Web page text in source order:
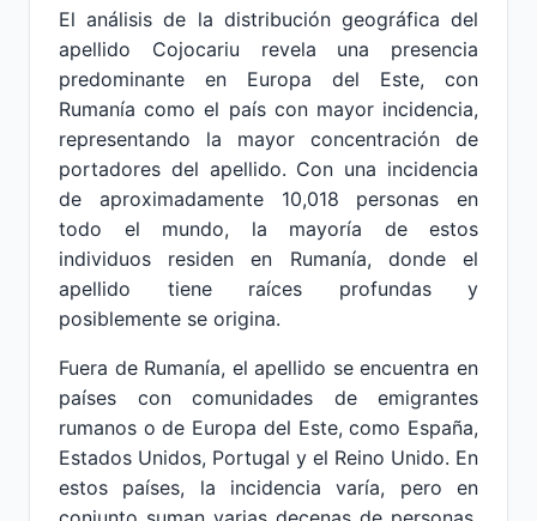
El análisis de la distribución geográfica del
apellido Cojocariu revela una presencia
predominante en Europa del Este, con
Rumanía como el país con mayor incidencia,
representando la mayor concentración de
portadores del apellido. Con una incidencia
de aproximadamente 10,018 personas en
todo el mundo, la mayoría de estos
individuos residen en Rumanía, donde el
apellido tiene raíces profundas y
posiblemente se origina.
Fuera de Rumanía, el apellido se encuentra en
países con comunidades de emigrantes
rumanos o de Europa del Este, como España,
Estados Unidos, Portugal y el Reino Unido. En
estos países, la incidencia varía, pero en